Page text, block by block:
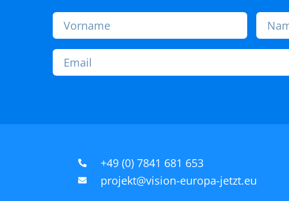
+49 (0) 7841 681 653
projekt@vision-europa-jetzt.eu